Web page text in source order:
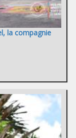
la compagnie